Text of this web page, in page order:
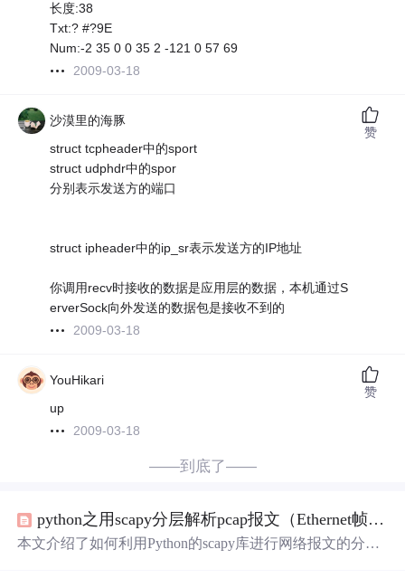
长度:38
Txt:? #?9E
Num:-2 35 0 0 35 2 -121 0 57 69
2009-03-18
沙漠里的海豚
struct tcpheader中的sport
struct udphdr中的spor
分别表示发送方的端口
struct ipheader中的ip_sr表示发送方的IP地址
你调用recv时接收的数据是应用层的数据，本机通过S
erverSock向外发送的数据包是接收不到的
2009-03-18
赞
YouHikari
up
2009-03-18
赞
——到底了——
python之用scapy分层解析pcap报文（Ethernet帧、
本文介绍了如何利用Python的scapy库进行网络报文的分层